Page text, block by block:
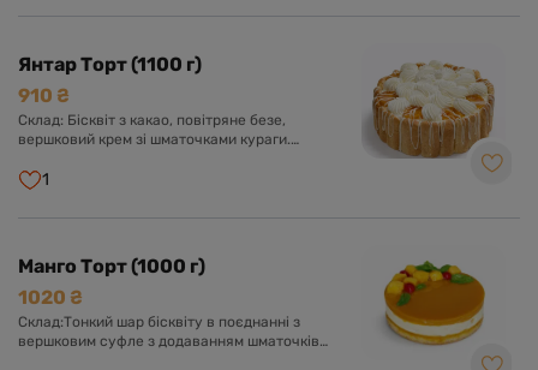
Янтар Торт (1100 г)
910 ₴
Склад: Бісквіт з какао, повітряне безе,
вершковий крем зі шматочками кураги.
курагою.
1
Манго Торт (1000 г)
1020 ₴
Склад:Тонкий шар бісквіту в поєднанні з
вершковим суфле з додаванням шматочків